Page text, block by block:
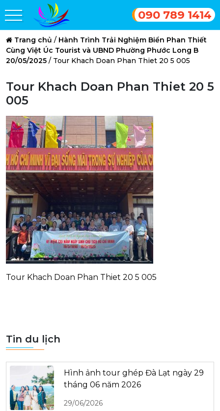
090 789 1414
Trang chủ / Hành Trình Trải Nghiệm Biển Phan Thiết
Cùng Việt Úc Tourist và UBND Phường Phước Long B
20/05/2025 / Tour Khach Doan Phan Thiet 20 5 005
Tour Khach Doan Phan Thiet 20 5
005
Tour Khach Doan Phan Thiet 20 5 005
Tin du lịch
Hình ảnh tour ghép Đà Lạt ngày 29
tháng 06 năm 2026
29/06/2026